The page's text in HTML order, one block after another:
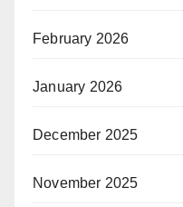
February 2026
January 2026
December 2025
November 2025